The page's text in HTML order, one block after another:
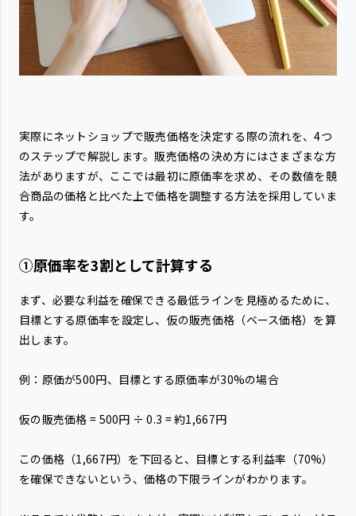
実際にネットショップで販売価格を決定する際の流れを、4つ
のステップで解説します。販売価格の決め方にはさまざまな方
法がありますが、ここでは最初に原価率を求め、その数値を競
合商品の価格と比べた上で価格を調整する方法を採用していま
す。
①原価率を3割として計算する
まず、必要な利益を確保できる最低ラインを見極めるために、
目標とする原価率を設定し、仮の販売価格（ベース価格）を算
出します。
例：原価が500円、目標とする原価率が30%の場合
仮の販売価格 = 500円 ÷ 0.3 = 約1,667円
この価格（1,667円）を下回ると、目標とする利益率（70%）
を確保できないという、価格の下限ラインがわかります。